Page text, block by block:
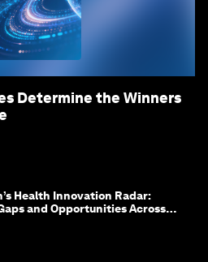
Determine the Winners
Health Innovation Radar:
and Opportunities Across